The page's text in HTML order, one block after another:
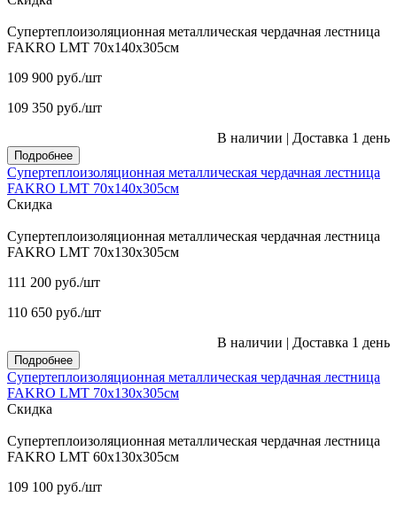
Супертеплоизоляционная металлическая чердачная лестница
FAKRO LMT 70х140х305см
109 900 руб./шт
109 350 руб./шт
В наличии | Доставка 1 день
Подробнее
Супертеплоизоляционная металлическая чердачная лестница
FAKRO LMT 70х140х305см
Скидка
Супертеплоизоляционная металлическая чердачная лестница
FAKRO LMT 70х130х305см
111 200 руб./шт
110 650 руб./шт
В наличии | Доставка 1 день
Подробнее
Супертеплоизоляционная металлическая чердачная лестница
FAKRO LMT 70х130х305см
Скидка
Супертеплоизоляционная металлическая чердачная лестница
FAKRO LMT 60х130х305см
109 100 руб./шт